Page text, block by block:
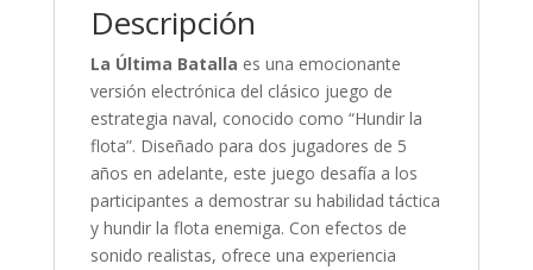
Descripción
La Última Batalla es una emocionante
versión electrónica del clásico juego de
estrategia naval, conocido como “Hundir la
flota”. Diseñado para dos jugadores de 5
años en adelante, este juego desafía a los
participantes a demostrar su habilidad táctica
y hundir la flota enemiga. Con efectos de
sonido realistas, ofrece una experiencia